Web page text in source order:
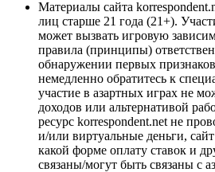
Материалы сайта
лиц старше 21 года (21+).
может вызвать игровую
правила (принципы)
обнаружении первых
немедленно обратитесь к
участие в азартных играх не
доходов или альтернативой
ресурс korrespondent.net не
и/или виртуальные деньги,
какой форме оплату ставок и
связаны/могут быть связаны с